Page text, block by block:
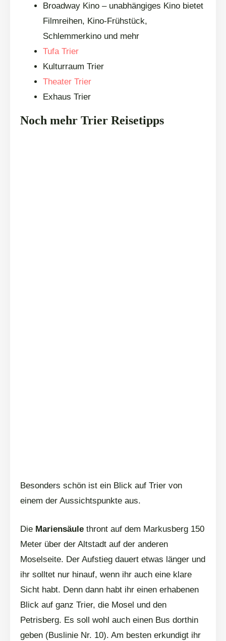
Broadway Kino – unabhängiges Kino bietet
Filmreihen, Kino-Frühstück,
Schlemmerkino und mehr
Tufa Trier
Kulturraum Trier
Theater Trier
Exhaus Trier
Noch mehr Trier Reisetipps
Besonders schön ist ein Blick auf Trier von
einem der Aussichtspunkte aus.
Die Mariensäule thront auf dem Markusberg 150
Meter über der Altstadt auf der anderen
Moselseite. Der Aufstieg dauert etwas länger und
ihr solltet nur hinauf, wenn ihr auch eine klare
Sicht habt. Denn dann habt ihr einen erhabenen
Blick auf ganz Trier, die Mosel und den
Petrisberg. Es soll wohl auch einen Bus dorthin
geben (Buslinie Nr. 10). Am besten erkundigt ihr